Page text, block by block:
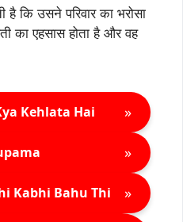
है कि उसने परिवार का भरोसा
का एहसास होता है और वह
Kehlata Hai »
»
Kabhi Bahu Thi »